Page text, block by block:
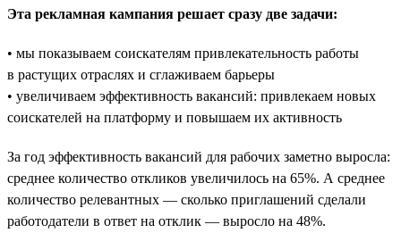
Эта рекламная кампания решает сразу две задачи:
• мы показываем соискателям привлекательность работы
в растущих отраслях и сглаживаем барьеры
• увеличиваем эффективность вакансий: привлекаем новых
соискателей на платформу и повышаем их активность
За год эффективность вакансий для рабочих заметно выросла:
среднее количество откликов увеличилось на 65%. А среднее
количество релевантных — сколько приглашений сделали
работодатели в ответ на отклик — выросло на 48%.